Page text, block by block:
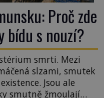
Proč zde
bídu s nouzí?
smrti. Mezi
slzami, smutek
Jsou ale
smutně žmoulají